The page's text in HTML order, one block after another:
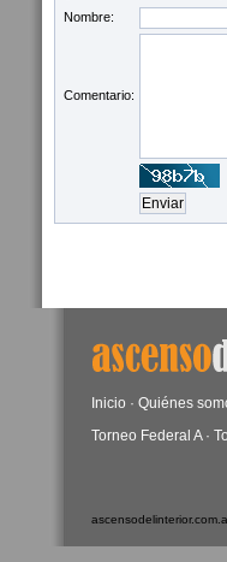
Nombre:
Comentario:
Inicio · Quiénes
Torneo Federal A·